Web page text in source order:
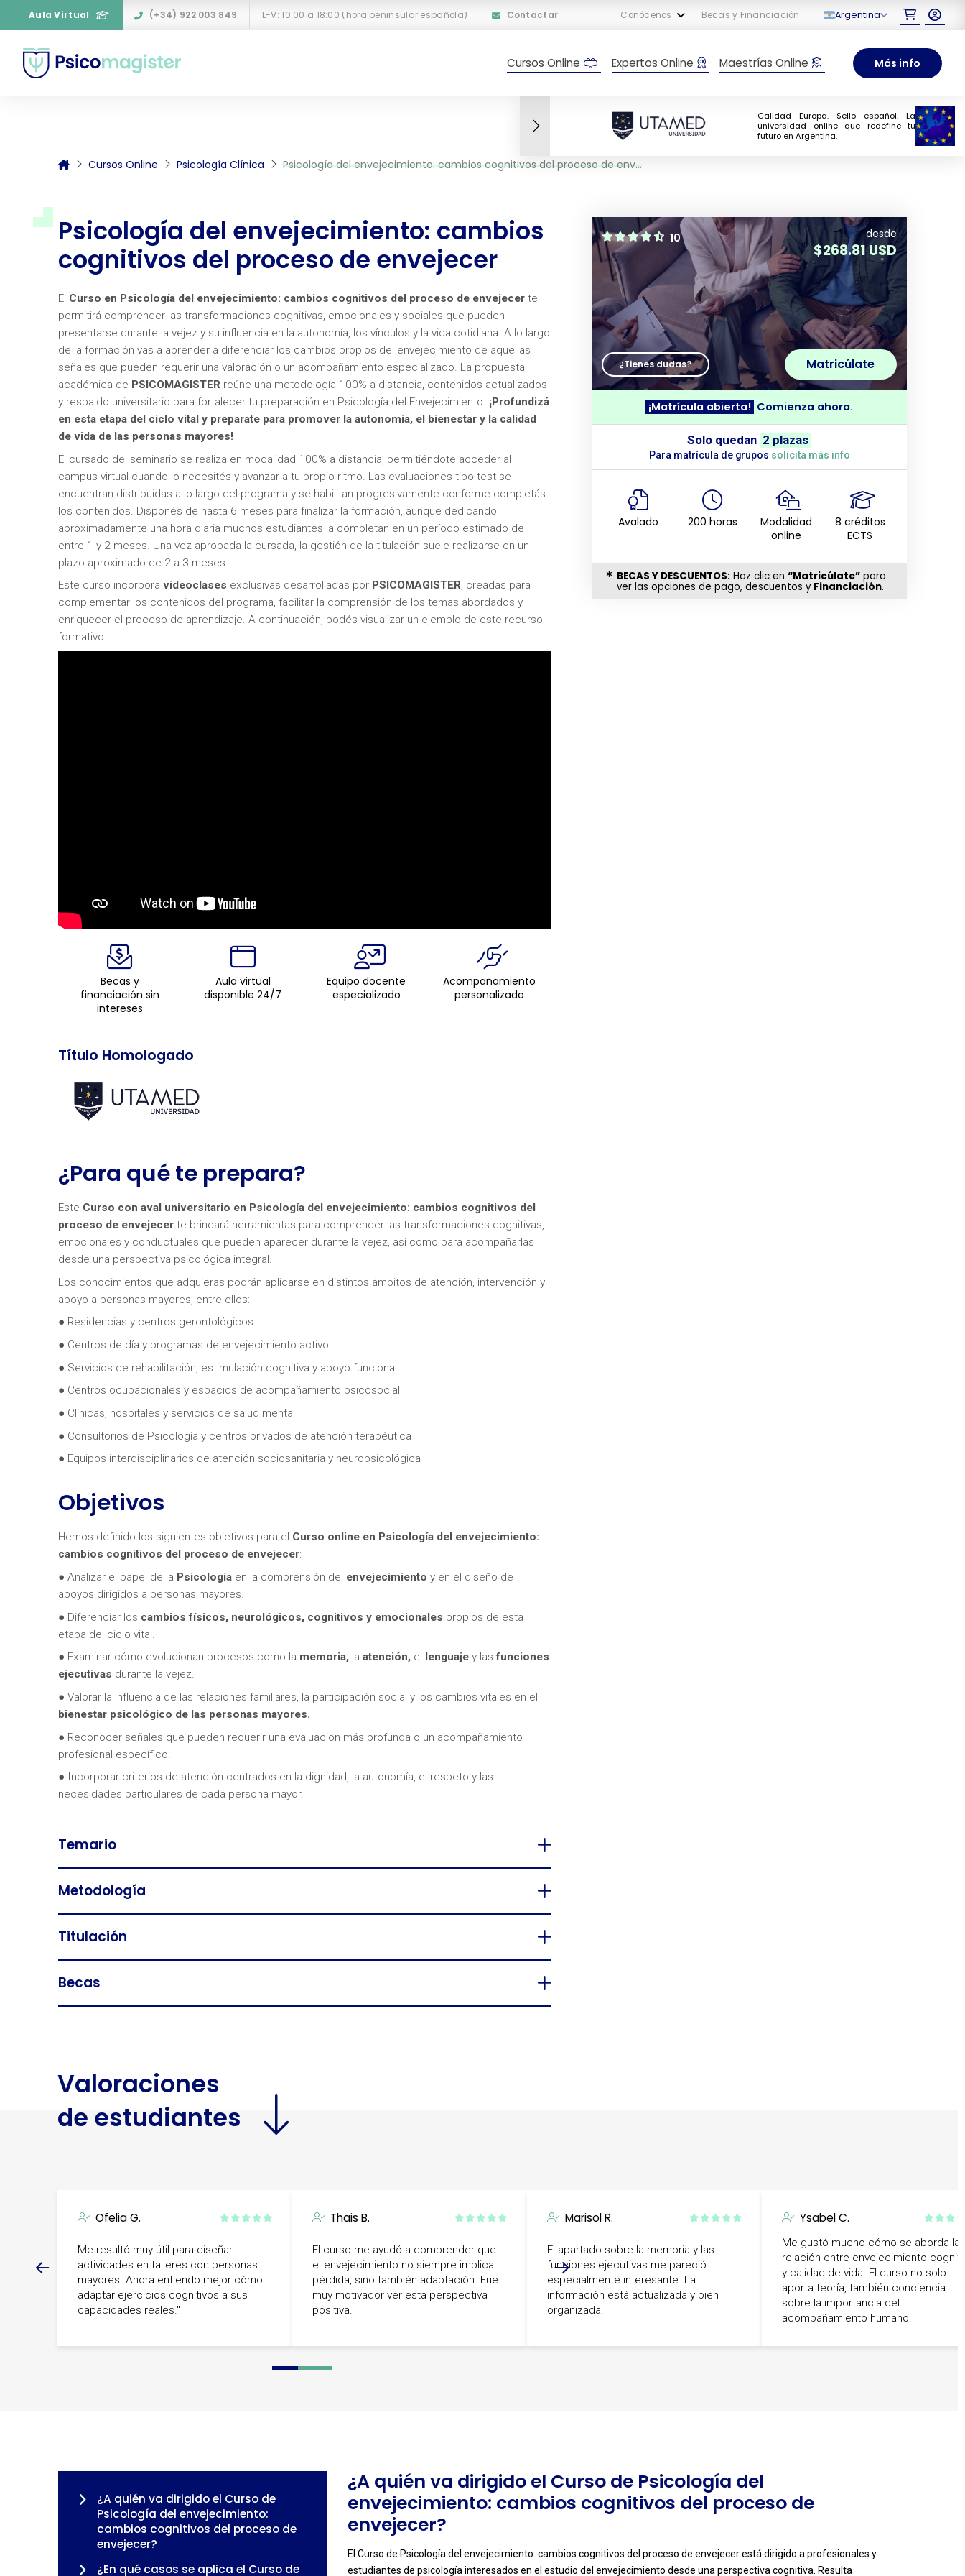
Aula Virtual (+34) 922 003 849 L-V: 10:00 a 18:00 (hora peninsular española) Contactar Conócenos Becas y Financiación Argentina
Cursos Online Expertos Online Maestrías Online Más info
Calidad Europa. Sello español. La
universidad online que redefine tu
futuro en Argentina.
Cursos Online Psicología Clínica Psicología del envejecimiento: cambios cognitivos del proceso de envejecer
Psicología del envejecimiento: cambios
cognitivos del proceso de envejecer
El Curso en Psicología del envejecimiento: cambios cognitivos del proceso de envejecerte
permitirá comprender las transformaciones cognitivas, emocionales y sociales que pueden
presentarse durante la vejez y su influencia en la autonomía, los vínculos y la vida cotidiana. A lo largo
de la formación vas a aprender a diferenciar los cambios propios del envejecimiento de aquellas
señales que pueden requerir una valoración o un acompañamiento especializado. La propuesta
académica de PSICOMAGISTERreúne una metodología 100% a distancia, contenidos actualizados
y respaldo universitario para fortalecer tu preparación en Psicología del Envejecimiento. ¡Profundizá
en esta etapa del ciclo vital y preparate para promover la autonomía, el bienestar y la calidad
de vida de las personas mayores!
El cursado del seminario se realiza en modalidad 100% a distancia, permitiéndote acceder al
campus virtual cuando lo necesités y avanzar a tu propio ritmo. Las evaluaciones tipo test se
encuentran distribuidas a lo largo del programa y se habilitan progresivamente conforme completás
los contenidos. Disponés de hasta 6 meses para finalizar la formación, aunque dedicando
aproximadamente una hora diaria muchos estudiantes la completan en un período estimado de
entre 1 y 2 meses. Una vez aprobada la cursada, la gestión de la titulación suele realizarse en un
plazo aproximado de 2 a 3 meses.
Este curso incorpora videoclases exclusivas desarrolladas porPSICOMAGISTER, creadas para
complementar los contenidos del programa, facilitar la comprensión de los temas abordados y
enriquecer el proceso de aprendizaje. A continuación, podés visualizar un ejemplo de este recurso
formativo:
Becas y
financiación sin
intereses
Aula virtual
disponible 24/7
Equipo docente
especializado
Acompañamiento
personalizado
Título Homologado
¿Para qué te prepara?
Este Curso con aval universitario en Psicología del envejecimiento: cambios cognitivos del
proceso de envejecerte brindará herramientas para comprender las transformaciones cognitivas,
emocionales y conductuales que pueden aparecer durante la vejez, así como para acompañarlas
desde una perspectiva psicológica integral.
Los conocimientos que adquieras podrán aplicarse en distintos ámbitos de atención, intervención y
apoyo a personas mayores, entre ellos:
● Residencias y centros gerontológicos
● Centros de día y programas de envejecimiento activo
● Servicios de rehabilitación, estimulación cognitiva y apoyo funcional
● Centros ocupacionales y espacios de acompañamiento psicosocial
● Clínicas, hospitales y servicios de salud mental
● Consultorios de Psicología y centros privados de atención terapéutica
● Equipos interdisciplinarios de atención sociosanitaria y neuropsicológica
Objetivos
Hemos definido los siguientes objetivos para el Curso online en Psicología del envejecimiento:
cambios cognitivos del proceso de envejecer:
● Analizar el papel de la Psicologíaen la comprensión del envejecimiento y en el diseño de
apoyos dirigidos a personas mayores.
● Diferenciar los cambios físicos, neurológicos, cognitivos y emocionales propios de esta
etapa del ciclo vital.
● Examinar cómo evolucionan procesos como la memoria,la atención,el lenguajey lasfunciones
ejecutivas durante la vejez.
● Valorar la influencia de las relaciones familiares, la participación social y los cambios vitales en el
bienestar psicológico de las personas mayores.
● Reconocer señales que pueden requerir una evaluación más profunda o un acompañamiento
profesional específico.
● Incorporar criterios de atención centrados en la dignidad, la autonomía, el respeto y las
necesidades particulares de cada persona mayor.
Temario
Metodología
Titulación
Becas
Valoraciones
de estudiantes
Ofelia G.
Me resultó muy útil para diseñar
actividades en talleres con personas
mayores. Ahora entiendo mejor cómo
adaptar ejercicios cognitivos a sus
capacidades reales."
Thais B.
El curso me ayudó a comprender que
el envejecimiento no siempre implica
pérdida, sino también adaptación. Fue
muy motivador ver esta perspectiva
positiva.
Marisol R.
El apartado sobre la memoria y las
funciones ejecutivas me pareció
especialmente interesante. La
información está actualizada y bien
organizada.
Ysabel C.
Me gustó mucho cómo se aborda la
relación entre envejecimiento
y calidad de vida. El curso no solo
aporta teoría, también conciencia
sobre la importancia del
acompañamiento humano.
0 1 2 3 4
10 desde
$268.81 USD
¿Tienes dudas? Matricúlate
¡Matrícula abierta! Comienza ahora.
Solo quedan 2 plazas
Para matrícula de grupos solicita más info
Avalado 200 horas
Modalidad
online
8 créditos
ECTS
BECAS Y DESCUENTOS:Haz clic en “Matricúlate”para
ver las opciones de pago, descuentos y Financiación.
¿A quién va dirigido el Curso de
Psicología del envejecimiento:
cambios cognitivos del proceso de
envejecer?
¿En qué casos se aplica el Curso de
¿A quién va dirigido el Curso de Psicología del
envejecimiento: cambios cognitivos del proceso de
envejecer?
El Curso de Psicología del envejecimiento: cambios cognitivos del proceso de envejecer está dirigido a profesionales y
estudiantes de psicología interesados en el estudio del envejecimiento desde una perspectiva cognitiva. Resulta
-
¿Necesitas más información sobre un curso?